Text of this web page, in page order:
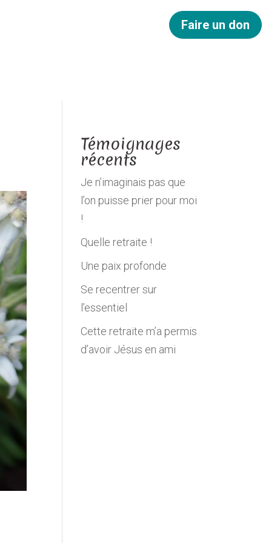
Faire un don
Témoignages
récents
Je n’imaginais pas que
l’on puisse prier pour moi
!
Quelle retraite !
Une paix profonde
Se recentrer sur
l’essentiel
Cette retraite m’a permis
d’avoir Jésus en ami